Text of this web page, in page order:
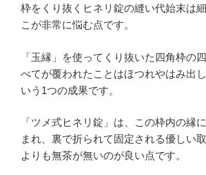
枠をくり抜くヒネリ錠の縫い代始末は
こが非常に悩む点です。
「玉縁」を使ってくり抜いた四角枠の
べてが覆われたことはほつれやはみ出
いう1つの成果です。
「ツメ式ヒネリ錠」は、この枠内の縁
まれ、裏で折られて固定される優しい
よりも無茶が無いのが良い点です。